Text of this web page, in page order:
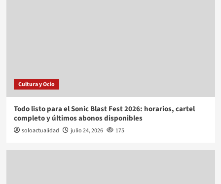
Cultura y Ocio
Todo listo para el Sonic Blast Fest 2026: horarios, cartel
completo y últimos abonos disponibles
soloactualidad julio 24, 2026 175